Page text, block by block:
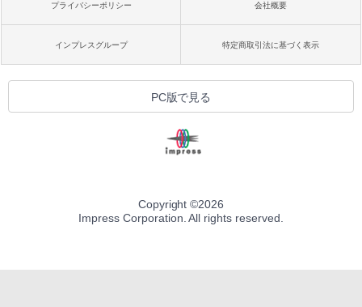
プライバシーポリシー 会社概要
インプレスグループ 特定商取引法に基づく表示
PC版で見る
Copyright ©2026
Impress Corporation. All rights reserved.